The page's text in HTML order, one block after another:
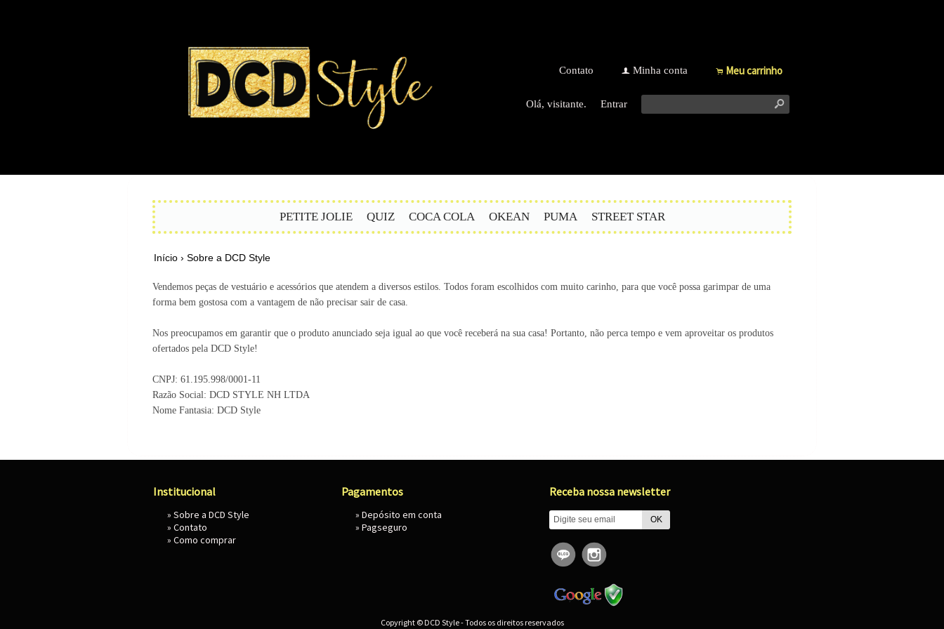
Contato f Minha conta . Meu carrinho
Olá, visitante. Entrar s
PETITE JOLIE QUIZ COCA COLA OKEAN PUMA STREET STAR
Início › Sobre a DCD Style
Vendemos peças de vestuário e acessórios que atendem a diversos estilos. Todos foram escolhidos com muito carinho, para que você possa garimpar de uma
forma bem gostosa com a vantagem de não precisar sair de casa.
Nos preocupamos em garantir que o produto anunciado seja igual ao que você receberá na sua casa! Portanto, não perca tempo e vem aproveitar os produtos
ofertados pela DCD Style!
CNPJ: 61.195.998/0001-11
Razão Social: DCD STYLE NH LTDA
Nome Fantasia: DCD Style
Institucional
» Sobre a DCD Style
» Contato
» Como comprar
Pagamentos
» Depósito em conta
» Pagseguro
Receba nossa newsletter
Copyright © DCD Style - Todos os direitos reservados